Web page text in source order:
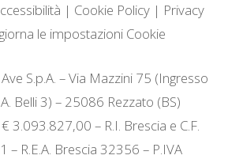
| Cookie Policy| Privacy
le impostazioni Cookie
S.p.A. – Via Mazzini 75 (Ingresso
Belli 3) – 25086 Rezzato (BS)
3.093.827,00 – R.I. Brescia e C.F.
R.E.A. Brescia 32356 – P.IVA